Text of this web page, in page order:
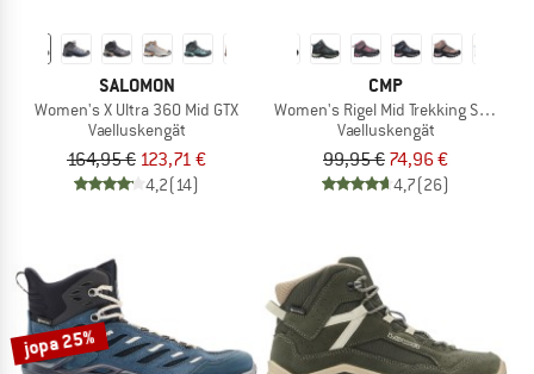
SALOMON
Women's X Ultra 360 Mid GTX
Vaelluskengät
164,95 € 123,71 €
4,2(14)
CMP
Women's Rigel Mid Trekking Shoes
Vaelluskengät
99,95 € 74,96 €
4,7(26)
jopa 25%